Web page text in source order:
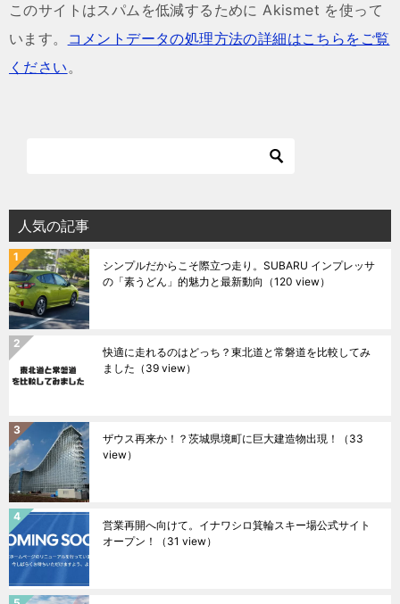
このサイトはスパムを低減するために Akismet を使って
います。
コメントデータの処理方法の詳細はこちらをご覧
ください。
人気の記事
シンプルだからこそ際立つ走り。SUBARU インプレッサ
の「素うどん」的魅力と最新動向 （120 view）
快適に走れるのはどっち？東北道と常磐道を比較してみ
ました （39 view）
ザウス再来か！？茨城県境町に巨大建造物出現！
（33
view）
営業再開へ向けて。イナワシロ箕輪スキー場公式サイト
オープン！
（31 view）